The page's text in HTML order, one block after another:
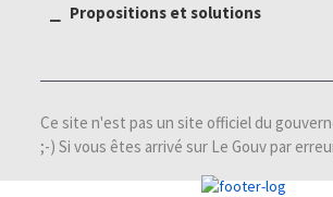
⎯ Propositions et solutions
Ce site n'est pas un site officiel du
;-) Si vous êtes arrivé sur Le Gouv par